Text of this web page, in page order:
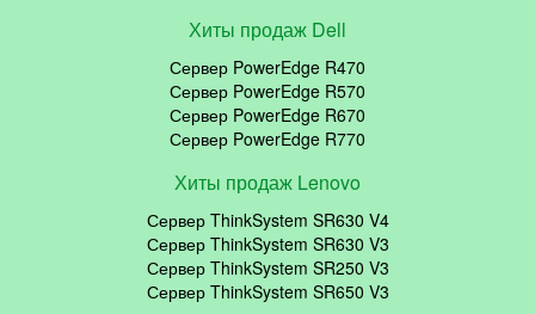
Хиты продаж Dell
Сервер PowerEdge R470
Сервер PowerEdge R570
Сервер PowerEdge R670
Сервер PowerEdge R770
Хиты продаж Lenovo
Сервер ThinkSystem SR630 V4
Сервер ThinkSystem SR630 V3
Сервер ThinkSystem SR250 V3
Сервер ThinkSystem SR650 V3